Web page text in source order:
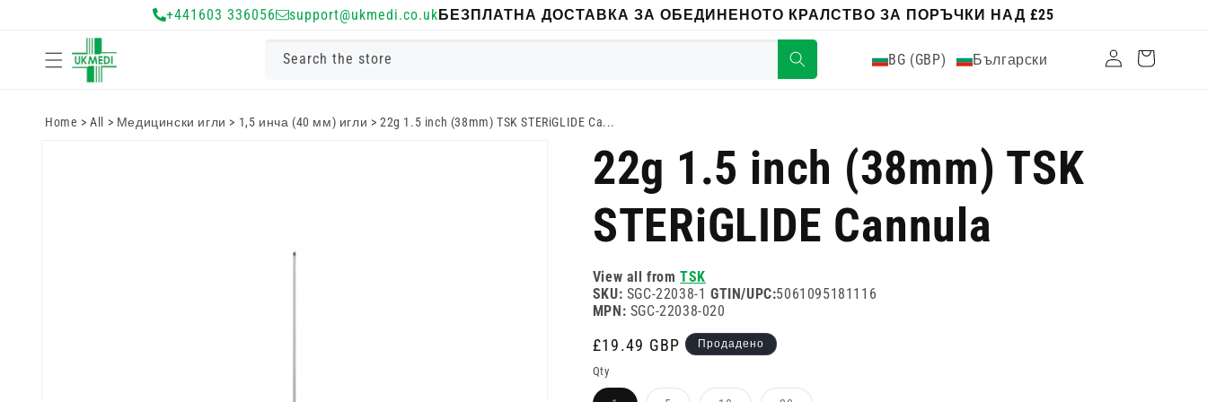
съдържанието
+441603 336056 support@ukmedi.co.ukБЕЗПЛАТНА ДОСТАВКА ЗА ОБЕДИНЕНОТО КРАЛСТВО ЗА ПОРЪЧКИ НАД £25
Search the store BG (GBP) Български ВлизамКоличка
Home >All > Медицински игли > 1,5 инча (40 мм) игли >22g 1.5 inch (38mm) TSK STERiGLIDE Ca...
22g 1.5 inch (38mm) TSK
STERiGLIDE Cannula
View all fromTSK
SKU: SGC-22038-1 GTIN/UPC:5061095181116
MPN: SGC-22038-020
Редовна
цена
£19.49 GBP Продадено
Qty